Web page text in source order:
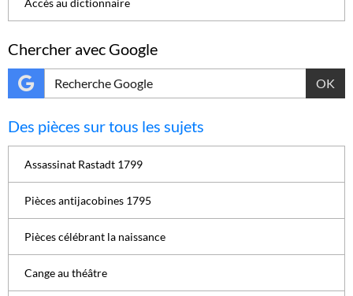
Chercher avec Google
OK
Des pièces sur tous les sujets
Assassinat Rastadt 1799
Pièces antijacobines 1795
Pièces célébrant la naissance
Cange au théâtre